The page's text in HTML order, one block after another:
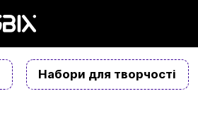
Набори для творчості